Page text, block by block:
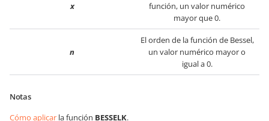
x
función, un valor numérico
mayor que 0.
n
El orden de la función de Bessel,
un valor numérico mayor o
igual a 0.
Notas
Cómo aplicar la función BESSELK.